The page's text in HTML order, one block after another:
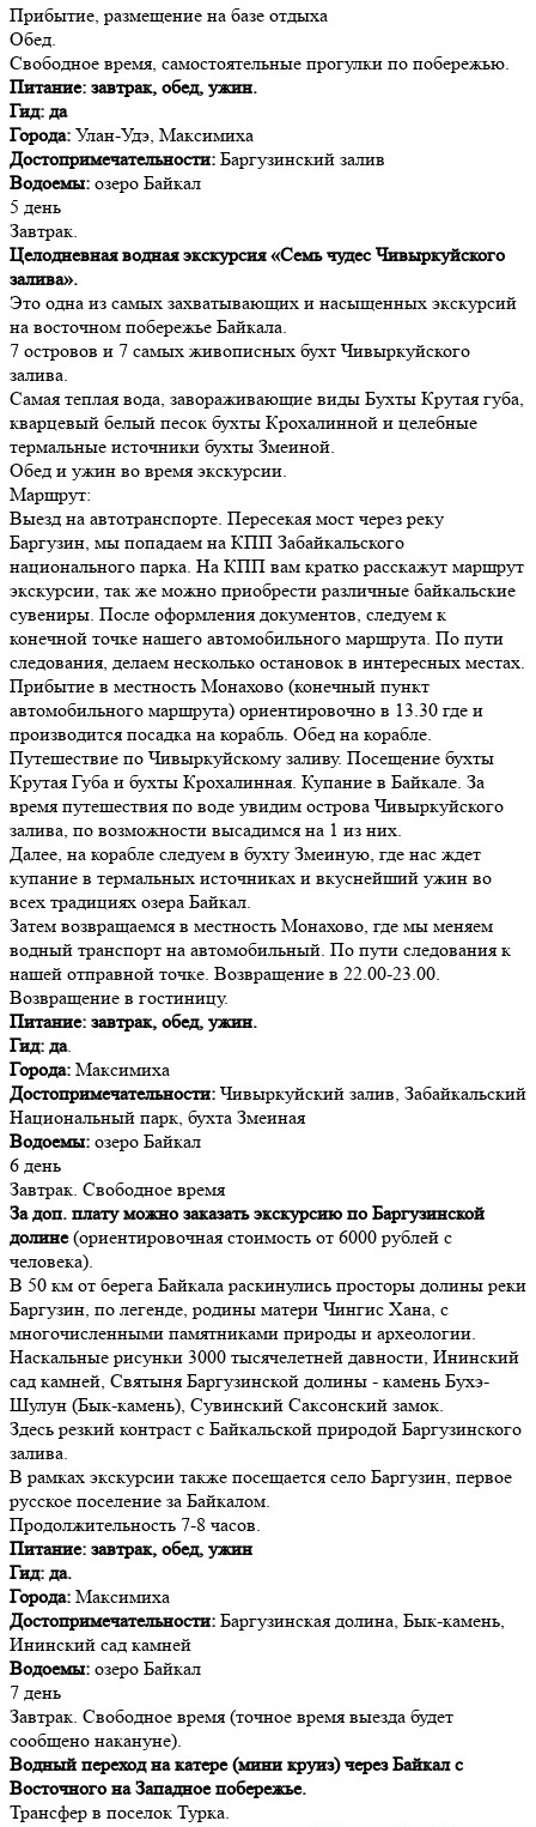
Прибытие, размещение на базе отдыха
Обед.
Свободное время, самостоятельные прогулки по побережью.
Питание: завтрак, обед, ужин.
Гид: да
Города: Улан-Удэ, Максимиха
Достопримечательности: Баргузинский залив
Водоемы: озеро Байкал
5 день
Завтрак.
Целодневная водная экскурсия «Семь чудес Чивыркуйского
залива».
Это одна из самых захватывающих и насыщенных экскурсий
на восточном побережье Байкала.
7 островов и 7 самых живописных бухт Чивыркуйского
залива.
Самая теплая вода, завораживающие виды Бухты Крутая губа,
кварцевый белый песок бухты Крохалинной и целебные
термальные источники бухты Змеиной.
Обед и ужин во время экскурсии.
Маршрут:
Выезд на автотранспорте. Пересекая мост через реку
Баргузин, мы попадаем на КПП Забайкальского
национального парка. На КПП вам кратко расскажут маршрут
экскурсии, так же можно приобрести различные байкальские
сувениры. После оформления документов, следуем к
конечной точке нашего автомобильного маршрута. По пути
следования, делаем несколько остановок в интересных местах.
Прибытие в местность Монахово (конечный пункт
автомобильного маршрута) ориентировочно в 13.30 где и
производится посадка на корабль. Обед на корабле.
Путешествие по Чивыркуйскому заливу. Посещение бухты
Крутая Губа и бухты Крохалинная. Купание в Байкале. За
время путешествия по воде увидим острова Чивыркуйского
залива, по возможности высадимся на 1 из них.
Далее, на корабле следуем в бухту Змеиную, где нас ждет
купание в термальных источниках и вкуснейший ужин во
всех традициях озера Байкал.
Затем возвращаемся в местность Монахово, где мы меняем
водный транспорт на автомобильный. По пути следования к
нашей отправной точке. Возвращение в 22.00-23.00.
Возвращение в гостиницу.
Питание: завтрак, обед, ужин.
Гид: да.
Города: Максимиха
Достопримечательности: Чивыркуйский залив, Забайкальский
Национальный парк, бухта Змеиная
Водоемы: озеро Байкал
6 день
Завтрак. Свободное время
За доп. плату можно заказать экскурсию по Баргузинской
долине(ориентировочная стоимость от 6000 рублей с
человека).
В 50 км от берега Байкала раскинулись просторы долины реки
Баргузин, по легенде, родины матери Чингис Хана, с
многочисленными памятниками природы и археологии.
Наскальные рисунки 3000 тысячелетней давности, Ининский
сад камней, Святыня Баргузинской долины - камень Бухэ-
Шулун (Бык-камень), Сувинский Саксонский замок.
Здесь резкий контраст с Байкальской природой Баргузинского
залива.
В рамках экскурсии также посещается село Баргузин, первое
русское поселение за Байкалом.
Продолжительность 7-8 часов.
Питание: завтрак, обед, ужин
Гид: да.
Города: Максимиха
Достопримечательности: Баргузинская долина, Бык-камень,
Ининский сад камней
Водоемы: озеро Байкал
7 день
Завтрак. Свободное время (точное время выезда будет
сообщено накануне).
Водный переход на катере (мини круиз) через Байкал с
Восточного на Западное побережье.
Трансфер в поселок Турка.